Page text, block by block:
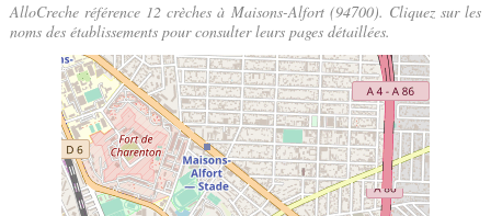
AlloCreche référence 12 crèches à Maisons-Alfort (94700). Cliquez sur les
noms des établissements pour consulter leurs pages détaillées.